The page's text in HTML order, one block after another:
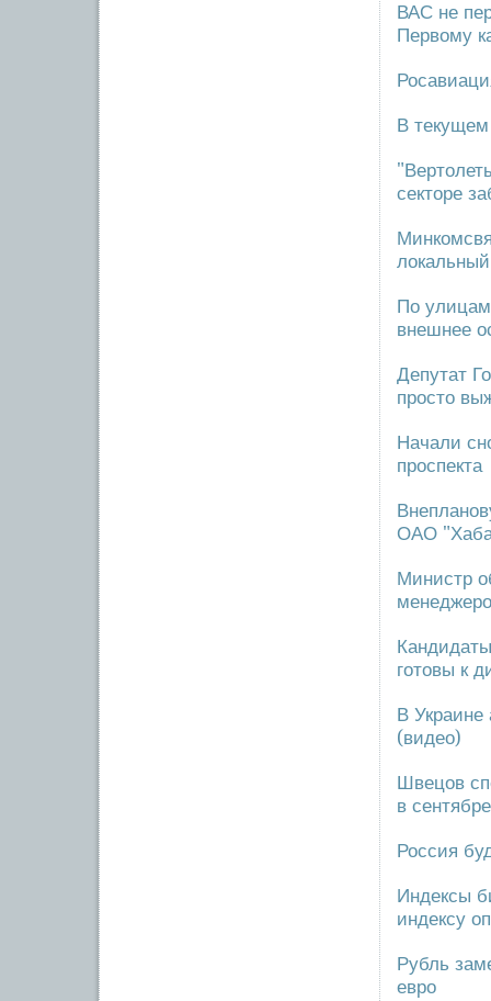
ВАС не
Первому
В
секторе
По
внешнее
Депутат
просто
Начали
проспекта
ОАО
Министр
готовы к
В Украине
(видео)
Швецов
в сентябре
Россия
Индексы
индексу
Рубль
евро